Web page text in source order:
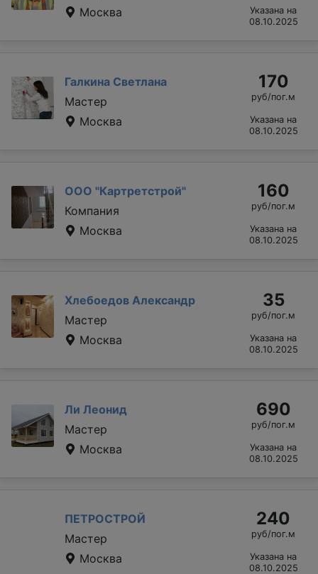
Москва
Указана на
08.10.2025
Галкина Светлана
Мастер
Москва
170
руб/пог.м
Указана на
08.10.2025
ООО "Картретстрой"
Компания
Москва
160
руб/пог.м
Указана на
08.10.2025
Хлебоедов Александр
Мастер
Москва
35
руб/пог.м
Указана на
08.10.2025
Ли Леонид
Мастер
Москва
690
руб/пог.м
Указана на
08.10.2025
ПЕТРОСТРОЙ
Мастер
Москва
240
руб/пог.м
Указана на
08.10.2025